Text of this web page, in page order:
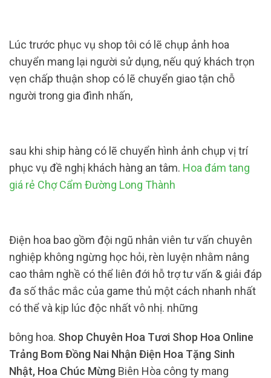
Lúc trước phục vụ shop tôi có lẽ chụp ảnh hoa
chuyển mang lại người sử dụng, nếu quý khách trọn
vẹn chấp thuận shop có lẽ chuyển giao tận chỗ
người trong gia đình nhấn,
sau khi ship hàng có lẽ chuyển hình ảnh chụp vị trí
phục vụ đề nghị khách hàng an tâm. Hoa đám tang
giá rẻ Chợ Cẩm Đường Long Thành
Điện hoa bao gồm đội ngũ nhân viên tư vấn chuyên
nghiệp không ngừng học hỏi, rèn luyện nhằm nâng
cao thâm nghề có thể liên đới hỗ trợ tư vấn & giải đáp
đa số thắc mắc của game thủ một cách nhanh nhất
có thể và kịp lúc độc nhất vô nhị. những
bông hoa. Shop Chuyên Hoa Tươi Shop Hoa Online
Trảng Bom Đồng Nai Nhận Điện Hoa Tặng Sinh
Nhật, Hoa Chúc Mừng Biên Hòa công ty mang